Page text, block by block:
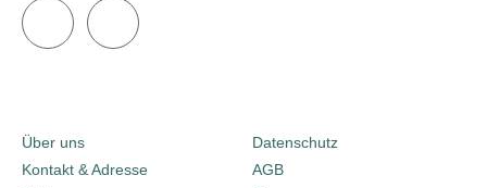
Über uns
Kontakt & Adresse
Datenschutz
AGB